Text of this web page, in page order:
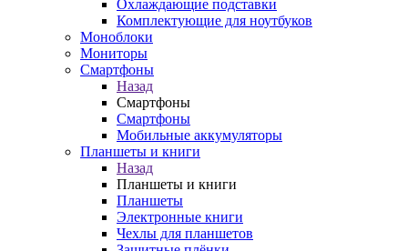
Охлаждающие подставки
Комплектующие для ноутбуков
Моноблоки
Мониторы
Смартфоны
Назад
Смартфоны
Смартфоны
Мобильные аккумуляторы
Планшеты и книги
Назад
Планшеты и книги
Планшеты
Электронные книги
Чехлы для планшетов